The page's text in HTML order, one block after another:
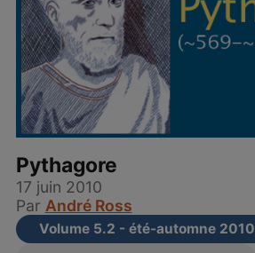
Pythagore
17 juin 2010
Par André Ross
Volume 5.2 - été-automne 2010